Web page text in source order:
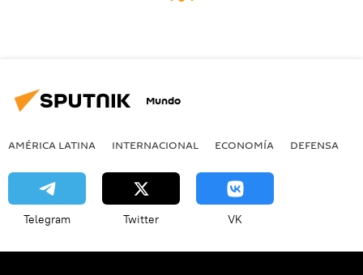
Mundo
AMÉRICA LATINA INTERNACIONAL ECONOMÍA DEFENSA
Telegram Twitter VK